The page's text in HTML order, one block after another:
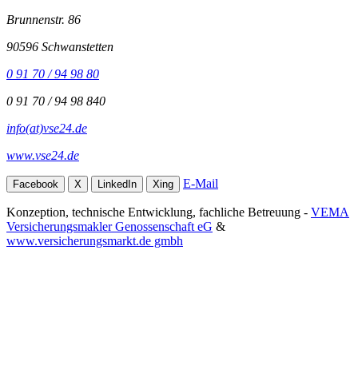
Brunnenstr. 86
90596 Schwanstetten
0 91 70 / 94 98 80
0 91 70 / 94 98 840
info(at)vse24.de
www.vse24.de
Facebook X LinkedIn Xing E-Mail
Konzeption, technische Entwicklung, fachliche Betreuung - VEMA
Versicherungsmakler Genossenschaft eG &
www.versicherungsmarkt.de gmbh